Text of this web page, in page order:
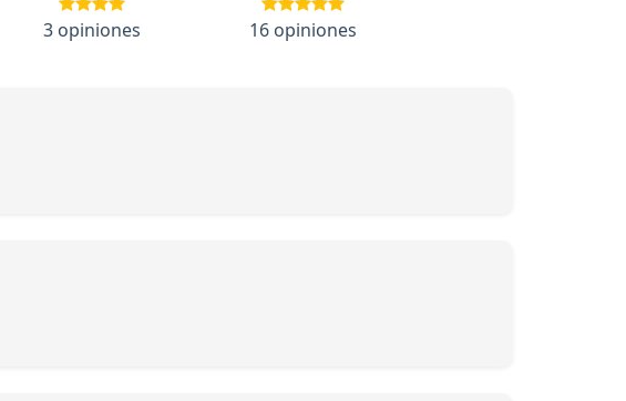
3 opiniones 16 opiniones